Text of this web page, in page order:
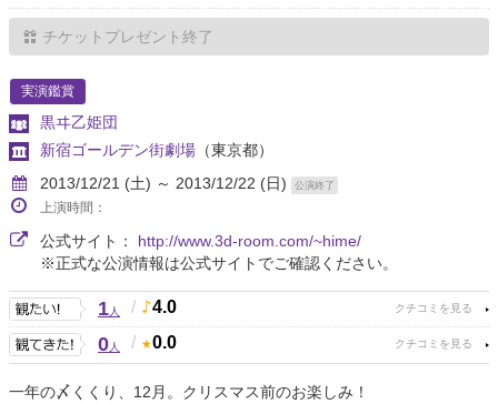
チケットプレゼント終了
実演鑑賞
黒ヰ乙姫団
新宿ゴールデン街劇場 （東京都）
2013/12/21 (土) ～ 2013/12/22 (日)
公演終了
上演時間：
公式サイト： http://www.3d-room.com/~hime/
※正式な公演情報は公式サイトでご確認ください。
1人 / 4.0
0人 / 0.0
一年の〆くくり、12月。クリスマス前のお楽しみ！